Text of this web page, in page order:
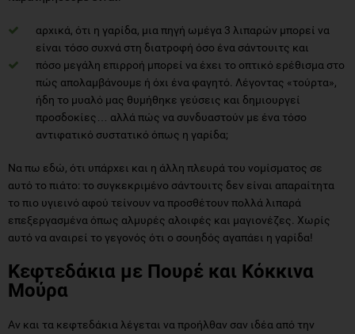
αρχικά, ότι η γαρίδα, μια πηγή ωμέγα 3 λιπαρών μπορεί να
είναι τόσο συχνά στη διατροφή όσο ένα σάντουιτς και
πόσο μεγάλη επιρροή μπορεί να έχει το οπτικό ερέθισμα στο
πώς απολαμβάνουμε ή όχι ένα φαγητό. Λέγοντας «τούρτα»,
ήδη το μυαλό μας θυμήθηκε γεύσεις και δημιουργεί
προσδοκίες… αλλά πώς να συνδυαστούν με ένα τόσο
αντιφατικό συστατικό όπως η γαρίδα;
Να πω εδώ, ότι υπάρχει και η άλλη πλευρά του νομίσματος σε
αυτό το πιάτο: το συγκεκριμένο σάντουιτς δεν είναι απαραίτητα
το πιο υγιεινό αφού τείνουν να προσθέτουν πολλά λιπαρά
επεξεργασμένα όπως αλμυρές αλοιφές και μαγιονέζες. Χωρίς
αυτό να αναιρεί το γεγονός ότι ο σουηδός αγαπάει η γαρίδα!
Κεφτεδάκια με Πουρέ και Κόκκινα
Μούρα
Αν και τα κεφτεδάκια λέγεται να προήλθαν σαν ιδέα από την